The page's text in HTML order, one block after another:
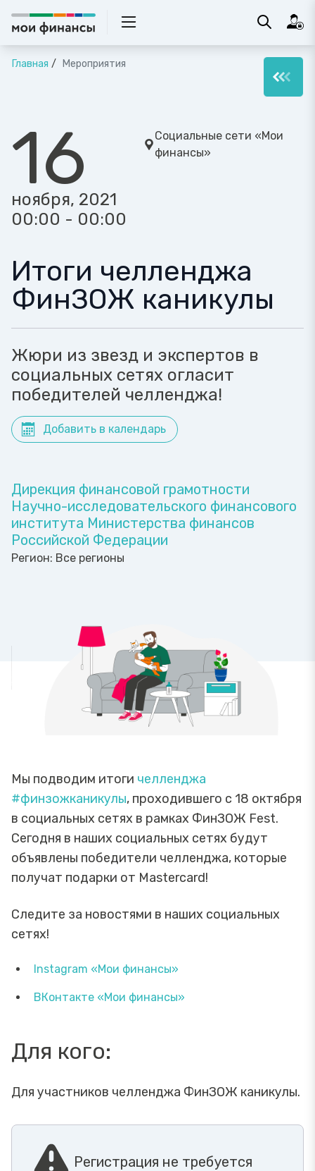
Главная Мероприятия
16
ноября, 2021
00:00 - 00:00
Социальные сети «Мои
финансы»
Итоги челленджа
ФинЗОЖ каникулы
Жюри из звезд и экспертов в
социальных сетях огласит
победителей челленджа!
Добавить в календарь
Дирекция финансовой грамотности
Научно-исследовательского финансового
института Министерства финансов
Российской Федерации
Регион: Все регионы
Мы подводим итоги челленджа
#финзожканикулы, проходившего с 18 октября
в социальных сетях в рамках ФинЗОЖ Fest.
Сегодня в наших социальных сетях будут
объявлены победители челленджа, которые
получат подарки от Mastercard!
Следите за новостями в наших социальных
сетях!
Instagram «Мои финансы»
ВКонтакте «Мои финансы»
Для кого:
Для участников челленджа ФинЗОЖ каникулы.
Регистрация не требуется